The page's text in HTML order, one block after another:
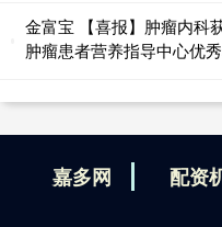
金富宝 【喜报】肿瘤内科
肿瘤患者营养指导中心优
嘉多网 配资